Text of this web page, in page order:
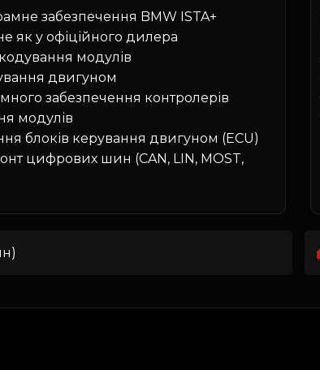
забезпечення BMW ISTA+
як у офіційного дилера
модулів
двигуном
забезпечення контролерів
модулів
блоків керування двигуном (ECU)
цифрових шин (CAN, LIN, MOST,